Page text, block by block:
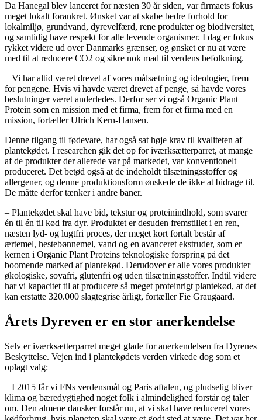
Da Hanegal blev lanceret for næsten 30 år siden, var firmaets fokus
meget lokalt forankret. Ønsket var at skabe bedre forhold for
lokalmiljø, grundvand, dyrevelfærd, rene produkter og biodiversitet,
og samtidig have respekt for alle levende organismer. I dag er fokus
rykket videre ud over Danmarks grænser, og ønsket er nu at være
med til at reducere CO2 og sikre nok mad til verdens befolkning.
– Vi har altid været drevet af vores målsætning og ideologier, frem
for pengene. Hvis vi havde været drevet af penge, så havde vores
beslutninger været anderledes. Derfor ser vi også Organic Plant
Protein som en mission med et firma, frem for et firma med en
mission, fortæller Ulrich Kern-Hansen.
Denne tilgang til fødevare, har også sat høje krav til kvaliteten af
plantekødet. I researchen gik det op for iværksætterparret, at mange
af de produkter der allerede var på markedet, var konventionelt
produceret. Det betød også at de indeholdt tilsætningsstoffer og
allergener, og denne produktionsform ønskede de ikke at bidrage til.
De måtte derfor tænker i andre baner.
– Plantekødet skal have bid, tekstur og proteinindhold, som svarer
én til én til kød fra dyr. Produktet er desuden fremstillet i en ren,
næsten lyd- og lugtfri proces, der meget kort fortalt består af
ærtemel, hestebønnemel, vand og en avanceret ekstruder, som er
kernen i Organic Plant Proteins teknologiske forspring på det
boomende marked af plantekød. Derudover er alle vores produkter
økologiske, soyafri, glutenfri og uden tilsætningsstoffer. Indtil videre
har vi kapacitet til at producere så meget proteinrigt plantekød, at det
kan erstatte 320.000 slagtegrise årligt, fortæller Fie Graugaard.
Årets Dyreven er en stor anerkendelse
Selv er iværksætterparret meget glade for anerkendelsen fra Dyrenes
Beskyttelse. Vejen ind i plantekødets verden virkede dog som et
oplagt valg:
– I 2015 får vi FNs verdensmål og Paris aftalen, og pludselig bliver
klima og bæredygtighed noget folk i almindelighed forstår og taler
om. Den almene dansker forstår nu, at vi skal have reduceret vores